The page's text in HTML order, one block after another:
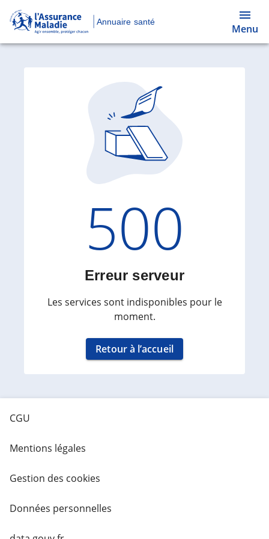
Annuaire santé
Menu
Code
500
Erreur serveur
Les services sont indisponibles pour le
moment.
Retour à l’accueil
CGU
Mentions légales
Gestion des cookies
Données personnelles